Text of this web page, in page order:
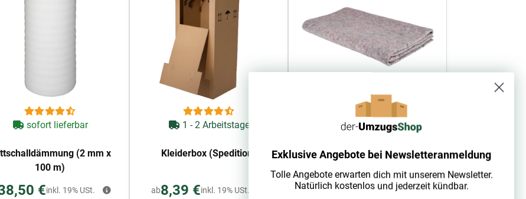
sofort lieferbar
(2 mm x
100 m)
€inkl. 19% USt.
1 - 2 Arbeitstage
Kleiderbox (Spedition)
ab8,39 €inkl. 19% USt.
sofort lieferbar
Umzugsdecken (1,40 x 2,50 m)
ab4,00 €inkl. 19% USt.
Exklusive Angebote bei Newsletteranmeldung
Tolle Angebote erwarten dich mit unserem Newsletter.
Natürlich kostenlos und jederzeit kündbar.